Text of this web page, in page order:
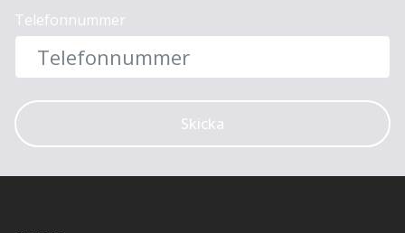
Telefonnummer
Skicka